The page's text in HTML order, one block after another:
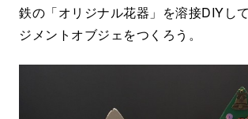
鉄の「オリジナル花器」を溶接DIYし
ジメントオブジェをつくろう。